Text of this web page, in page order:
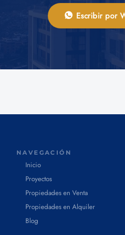
Escribir por
NAVEGACIÓN
Inicio
Proyectos
Propiedades en Venta
Propiedades en Alquiler
Blog